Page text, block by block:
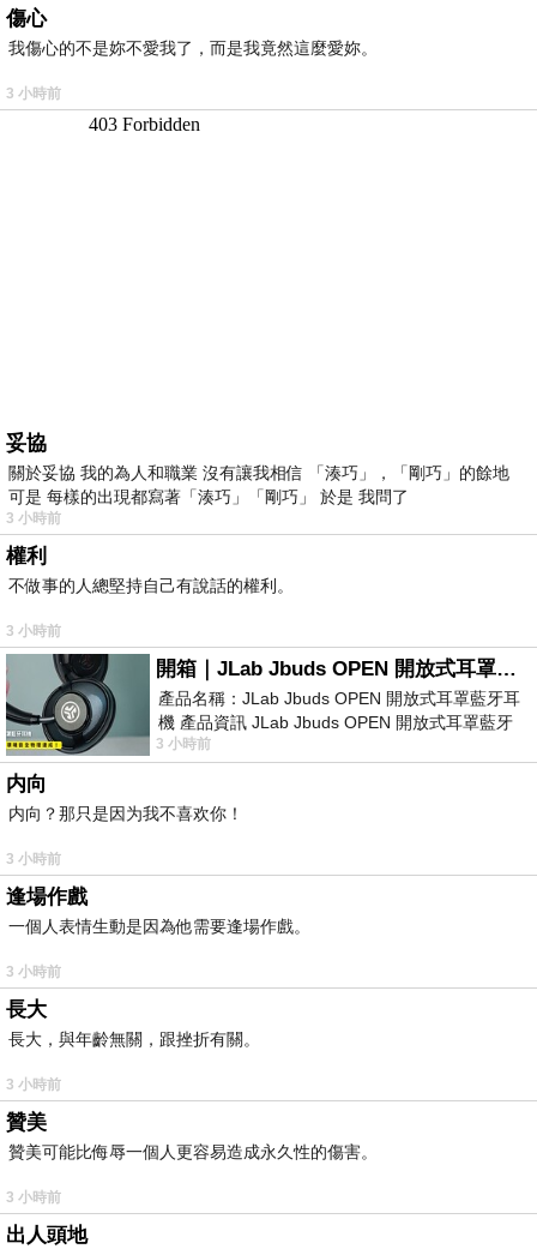
傷心
我傷心的不是妳不愛我了，而是我竟然這麼愛妳。
3 小時前
妥協
關於妥協 我的為人和職業 沒有讓我相信 「湊巧」，「剛巧」的餘地
可是 每樣的出現都寫著「湊巧」「剛巧」 於是 我問了
3 小時前
權利
不做事的人總堅持自己有說話的權利。
3 小時前
開箱｜JLab Jbuds OPEN 開放式耳罩藍牙耳機 - 設計美學，輕巧、透氣、環境音全物理達成！
產品名稱：JLab Jbuds OPEN 開放式耳罩藍牙耳
機 產品資訊 JLab Jbuds OPEN 開放式耳罩藍牙
耳機評語：非常有特色，值得喜愛美型工
3 小時前
内向
内向？那只是因为我不喜欢你！
3 小時前
逢場作戲
一個人表情生動是因為他需要逢場作戲。
3 小時前
長大
長大，與年齡無關，跟挫折有關。
3 小時前
贊美
贊美可能比侮辱一個人更容易造成永久性的傷害。
3 小時前
出人頭地